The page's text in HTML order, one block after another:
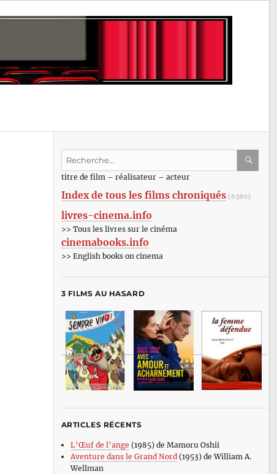
Recherche
:titre de film – réalisateur – acteur
Index de tous les films chroniqués (6380)
livres-cinema.info
>> Tous les livres sur le cinéma
cinemabooks.info
>> English books on cinema
3 FILMS AU HASARD
ARTICLES RÉCENTS
L’Œuf de l’ange (1985) de Mamoru Oshii
Aventure dans le Grand Nord (1953) de William A.
Wellman